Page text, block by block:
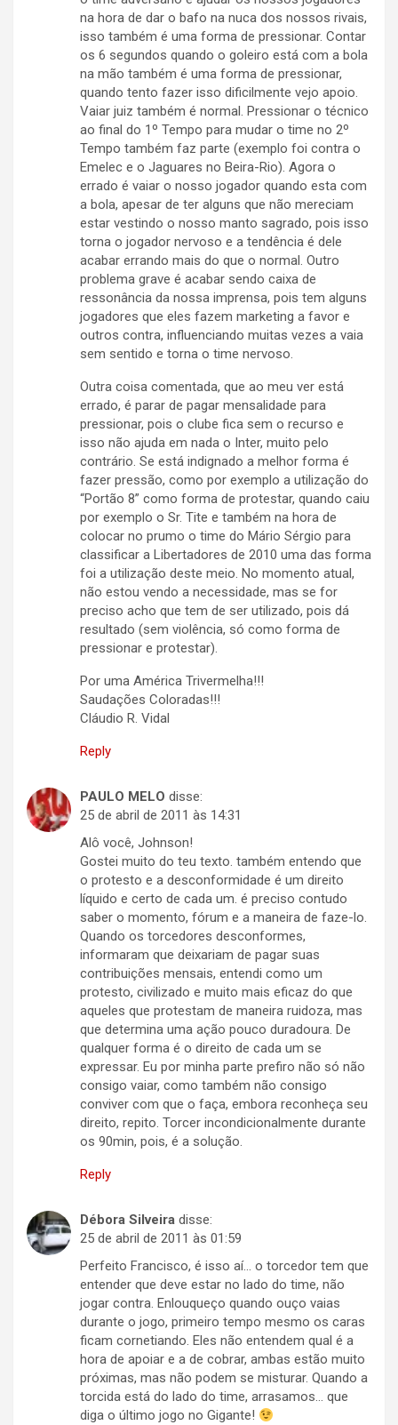
na hora de dar o bafo na nuca dos nossos rivais,
isso também é uma forma de pressionar. Contar
os 6 segundos quando o goleiro está com a bola
na mão também é uma forma de pressionar,
quando tento fazer isso dificilmente vejo apoio.
Vaiar juiz também é normal. Pressionar o técnico
ao final do 1º Tempo para mudar o time no 2º
Tempo também faz parte (exemplo foi contra o
Emelec e o Jaguares no Beira-Rio). Agora o
errado é vaiar o nosso jogador quando esta com
a bola, apesar de ter alguns que não mereciam
estar vestindo o nosso manto sagrado, pois isso
torna o jogador nervoso e a tendência é dele
acabar errando mais do que o normal. Outro
problema grave é acabar sendo caixa de
ressonância da nossa imprensa, pois tem alguns
jogadores que eles fazem marketing a favor e
outros contra, influenciando muitas vezes a vaia
sem sentido e torna o time nervoso.
Outra coisa comentada, que ao meu ver está
errado, é parar de pagar mensalidade para
pressionar, pois o clube fica sem o recurso e
isso não ajuda em nada o Inter, muito pelo
contrário. Se está indignado a melhor forma é
fazer pressão, como por exemplo a utilização do
“Portão 8” como forma de protestar, quando caiu
por exemplo o Sr. Tite e também na hora de
colocar no prumo o time do Mário Sérgio para
classificar a Libertadores de 2010 uma das forma
foi a utilização deste meio. No momento atual,
não estou vendo a necessidade, mas se for
preciso acho que tem de ser utilizado, pois dá
resultado (sem violência, só como forma de
pressionar e protestar).
Por uma América Trivermelha!!!
Saudações Coloradas!!!
Cláudio R. Vidal
Reply
PAULO MELO disse:
25 de abril de 2011 às 14:31
Alô você, Johnson!
Gostei muito do teu texto. também entendo que
o protesto e a desconformidade é um direito
líquido e certo de cada um. é preciso contudo
saber o momento, fórum e a maneira de faze-lo.
Quando os torcedores desconformes,
informaram que deixariam de pagar suas
contribuições mensais, entendi como um
protesto, civilizado e muito mais eficaz do que
aqueles que protestam de maneira ruidoza, mas
que determina uma ação pouco duradoura. De
qualquer forma é o direito de cada um se
expressar. Eu por minha parte prefiro não só não
consigo vaiar, como também não consigo
conviver com que o faça, embora reconheça seu
direito, repito. Torcer incondicionalmente durante
os 90min, pois, é a solução.
Reply
Débora Silveira disse:
25 de abril de 2011 às 01:59
Perfeito Francisco, é isso aí… o torcedor tem que
entender que deve estar no lado do time, não
jogar contra. Enlouqueço quando ouço vaias
durante o jogo, primeiro tempo mesmo os caras
ficam cornetiando. Eles não entendem qual é a
hora de apoiar e a de cobrar, ambas estão muito
próximas, mas não podem se misturar. Quando a
torcida está do lado do time, arrasamos… que
diga o último jogo no Gigante!